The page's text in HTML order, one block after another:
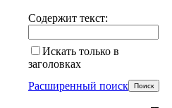
Содержит текст:
Искать только в
заголовках
Расширенный поиск